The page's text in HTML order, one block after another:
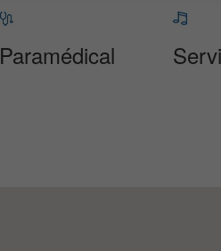
Paramédical